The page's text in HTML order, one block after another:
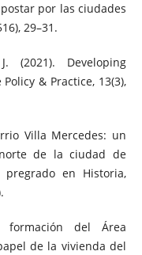
por las ciudades
29–31.
(2021). Developing
& Practice, 13(3),
Villa Mercedes: un
de la ciudad de
pregrado en Historia,
formación del Área
de la vivienda del